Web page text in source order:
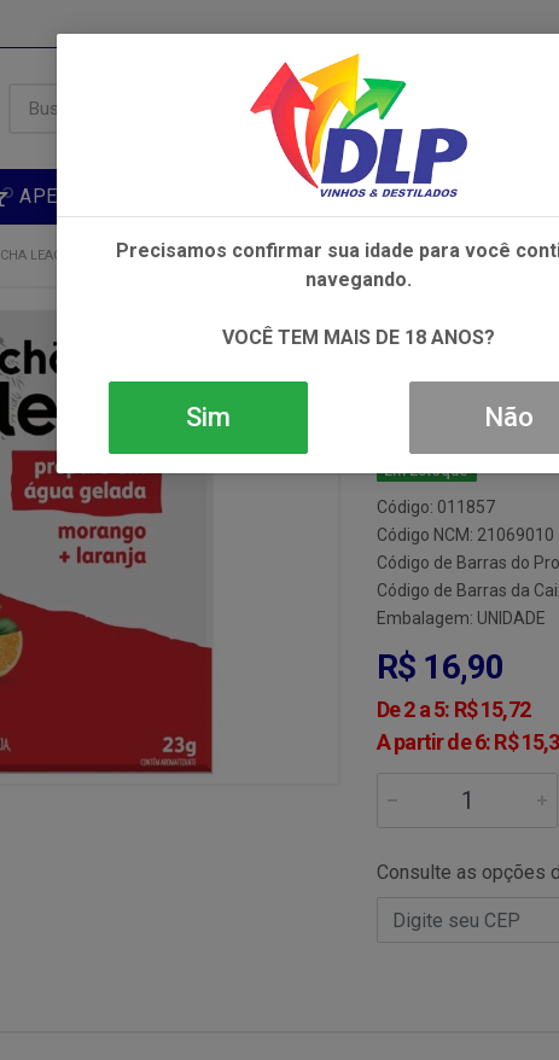
APERITIVOS NÃO ALCOÓLICOS ALIMENTOS
CHA LEAO MORANGO E LARANJA 1X23GRS
Cha
1x23grs
Em Estoque
Código: 011857
Código NCM: 21069010
Código de Barras do
Código de Barras da
Embalagem: UNIDADE
R$ 16,90
De 2 a 5: R$ 15,72
A partir de 6: R$
Consulte as opções
Precisamos confirmar sua idade para você
navegando.
VOCÊ TEM MAIS DE 18 ANOS?
Sim Não